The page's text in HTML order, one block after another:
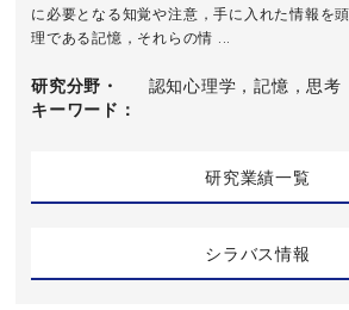
に必要となる知覚や注意，手に入れた情報を
理である記憶，それらの情 ...
研究分野・
キーワード
認知心理学，記憶，思考
研究業績一覧
シラバス情報